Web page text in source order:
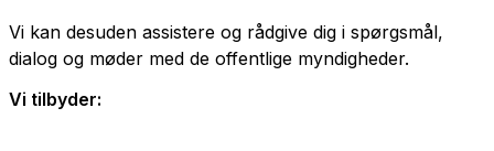
Vi kan desuden assistere og rådgive dig i spørgsmål,
dialog og møder med de offentlige myndigheder.
Vi tilbyder: